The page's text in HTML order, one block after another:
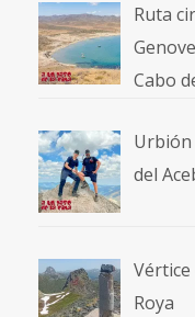
Ruta
Cabo
Urbión
del
Roya